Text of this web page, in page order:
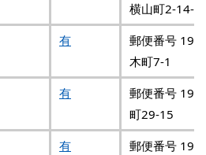
横山町2-14-3
有
郵便番号
木町7-1
有
郵便番号
町29-15
有
郵便番号